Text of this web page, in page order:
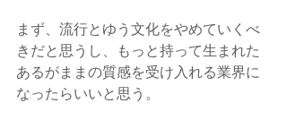
まず、流行とゆう文化をやめていくべ
きだと思うし、もっと持って生まれた
あるがままの質感を受け入れる業界に
なったらいいと思う。